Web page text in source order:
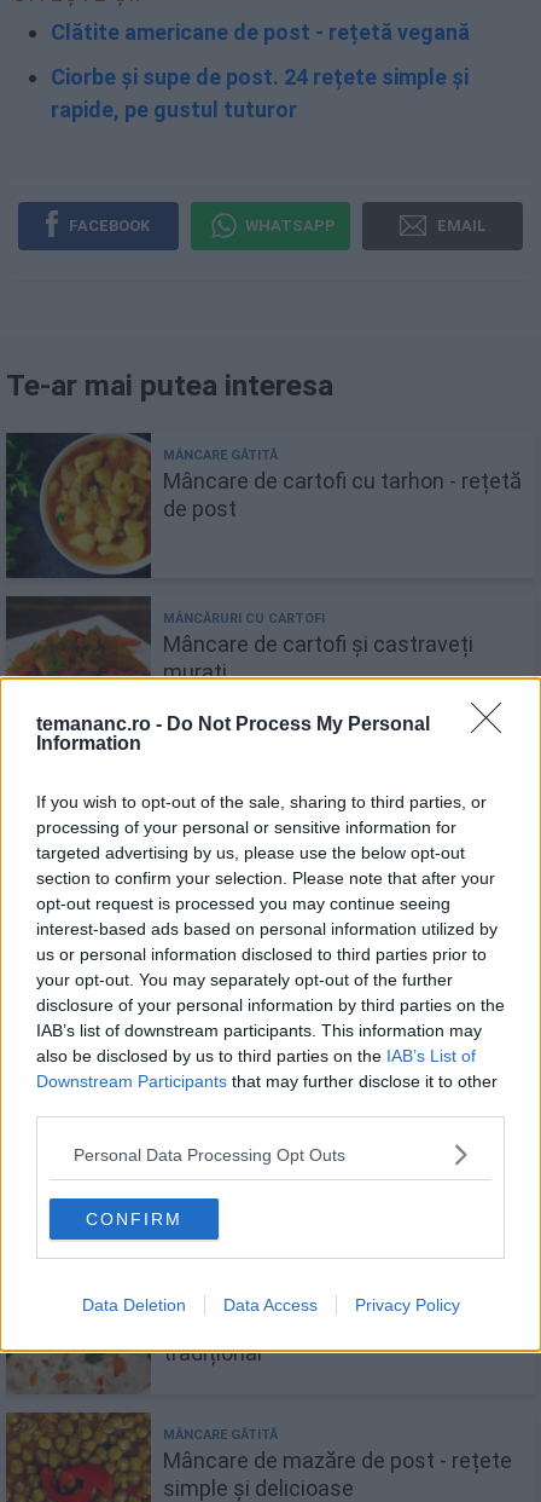
temananc.ro - Do Not Process My Personal
Information
If you wish to opt-out of the sale, sharing to third parties, or
processing of your personal or sensitive information for
targeted advertising by us, please use the below opt-out
section to confirm your selection. Please note that after your
opt-out request is processed you may continue seeing
interest-based ads based on personal information utilized by
us or personal information disclosed to third parties prior to
your opt-out. You may separately opt-out of the further
disclosure of your personal information by third parties on the
IAB’s list of downstream participants. This information may
also be disclosed by us to third parties on the IAB’s List of
Downstream Participants that may further disclose it to other
Personal Data Processing Opt Outs
CONFIRM
Data Deletion Data Access Privacy Policy
Clătite americane de post - rețetă vegană
Ciorbe și supe de post. 24 rețete simple și
rapide, pe gustul tuturor
FACEBOOK WHATSAPP EMAIL
Te-ar mai putea interesa
Mâncare de cartofi cu tarhon - rețetă
de post
Mâncare de cartofi și castraveți
murați
Mâncare de castraveți murați cu
carne de porc
Salată boeuf de post sau pentru
vegetarieni
iarnă
Salată boeuf cu carne de vită -
tradițional
Mâncare de mazăre de post - rețete
simple și delicioase